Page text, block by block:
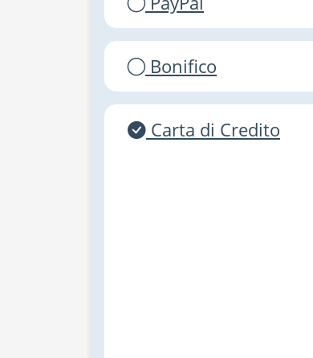
Bonifico
Carta di Credito